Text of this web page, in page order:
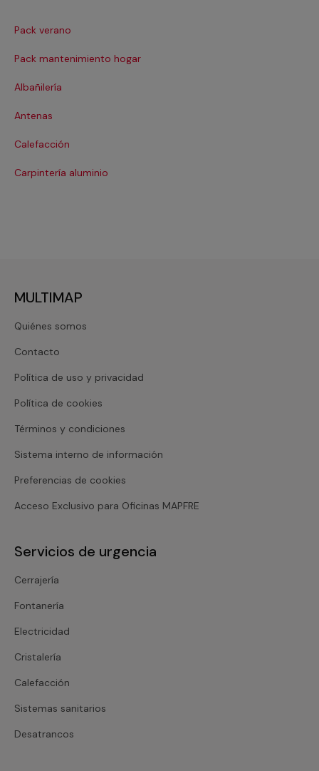
Pack verano
Pack mantenimiento hogar
Albañilería
Antenas
Calefacción
Carpintería aluminio
MULTIMAP
Quiénes somos
Contacto
Política de uso y privacidad
Política de cookies
Términos y condiciones
Sistema interno de información
Preferencias de cookies
Acceso Exclusivo para Oficinas MAPFRE
Servicios de urgencia
Cerrajería
Fontanería
Electricidad
Cristalería
Calefacción
Sistemas sanitarios
Desatrancos